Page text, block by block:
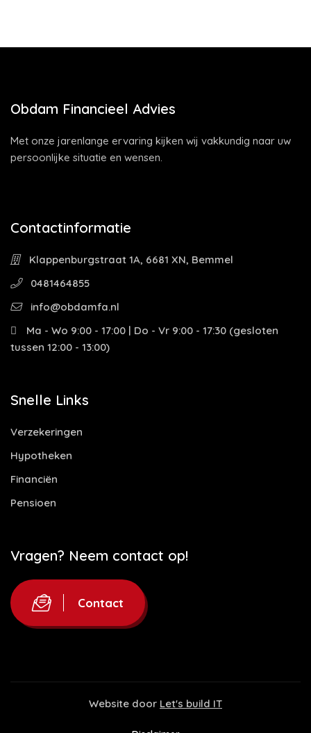
Obdam Financieel Advies
Met onze jarenlange ervaring kijken wij vakkundig naar uw
persoonlijke situatie en wensen.
Contactinformatie
Klappenburgstraat 1A, 6681 XN, Bemmel
0481464855
info@obdamfa.nl
Ma - Wo 9:00 - 17:00 | Do - Vr 9:00 - 17:30 (gesloten
tussen 12:00 - 13:00)
Snelle Links
Verzekeringen
Hypotheken
Financiën
Pensioen
Vragen? Neem contact op!
Contact
Website door Let's build IT